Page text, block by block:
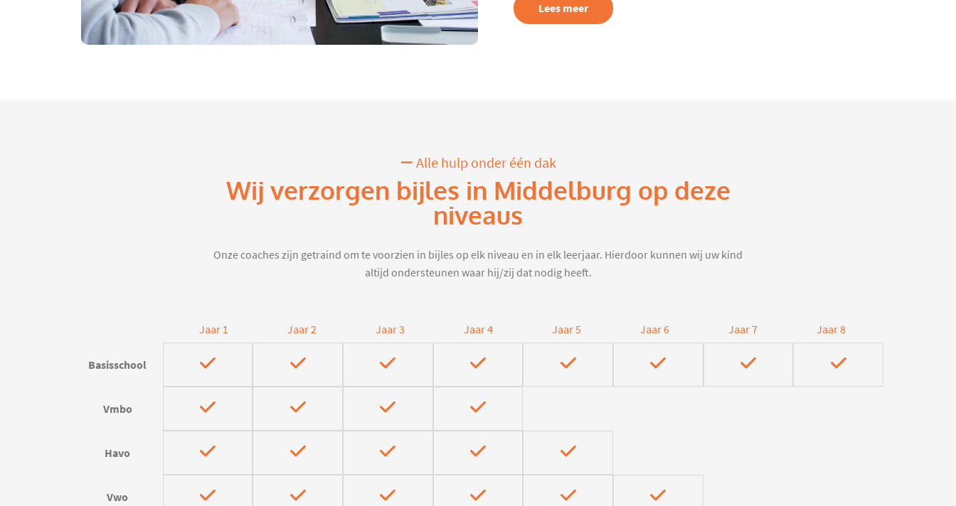
Lees meer
Alle hulp onder één dak
Wij verzorgen bijles in Middelburg op deze
niveaus
Onze coaches zijn getraind om te voorzien in bijles op elk niveau en in elk leerjaar. Hierdoor kunnen wij uw kind
altijd ondersteunen waar hij/zij dat nodig heeft.
Jaar 1 Jaar 2 Jaar 3 Jaar 4 Jaar 5 Jaar 6 Jaar 7 Jaar 8
Basisschool
Vmbo
Havo
Vwo